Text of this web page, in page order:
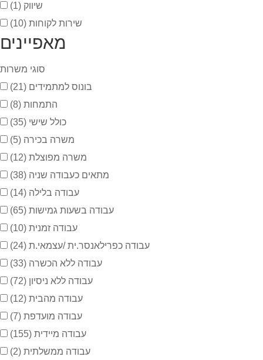
שיווק (1)
שירות לקוחות (10)
מאפיינים
סוגי משרות
בונוס למתמידים (21)
התמחות (8)
כולל שישי (35)
משרה בכירה (5)
משרה מפוצלת (12)
מתאים כעבודה שניה (38)
עבודה בלילה (14)
עבודה בשעות גמישות (65)
עבודה זמנית (10)
עבודה כפרילאנסר.ית /עצמאי.ת (24)
עבודה ללא הכשרה (33)
עבודה ללא ניסיון (72)
עבודה מהבית (12)
עבודה מועדפת (7)
עבודה מיידית (155)
עבודה ממשלתית (2)